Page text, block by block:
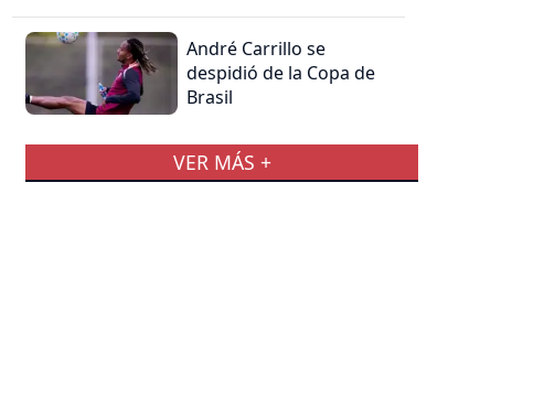
André Carrillo se
despidió de la Copa de
Brasil
VER MÁS +